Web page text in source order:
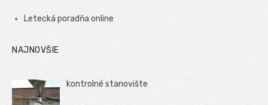
Letecká poradňa online
NAJNOVŠIE
kontrolné stanovište